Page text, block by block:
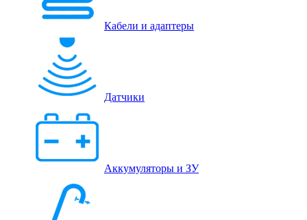
Кабели и адаптеры
Датчики
Аккумуляторы и ЗУ